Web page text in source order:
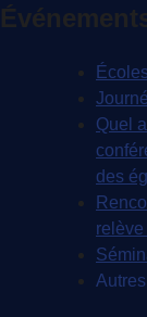
Quel
des